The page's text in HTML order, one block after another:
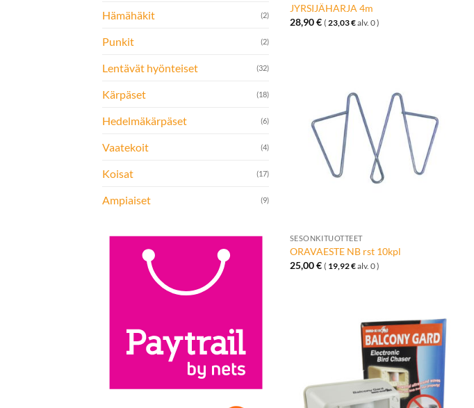
Hämähäkit (2)
Punkit (2)
Lentävät hyönteiset (32)
Kärpäset (18)
Hedelmäkärpäset (6)
Vaatekoit (4)
Koisat (17)
Ampiaiset (9)
JYRSIJÄHARJA 4m
28,90€ ( 23,03€alv. 0 )
SESONKITUOTTEET
ORAVAESTE NB rst 10kpl
25,00€ ( 19,92€alv. 0 )
Lisää
toivelistalle